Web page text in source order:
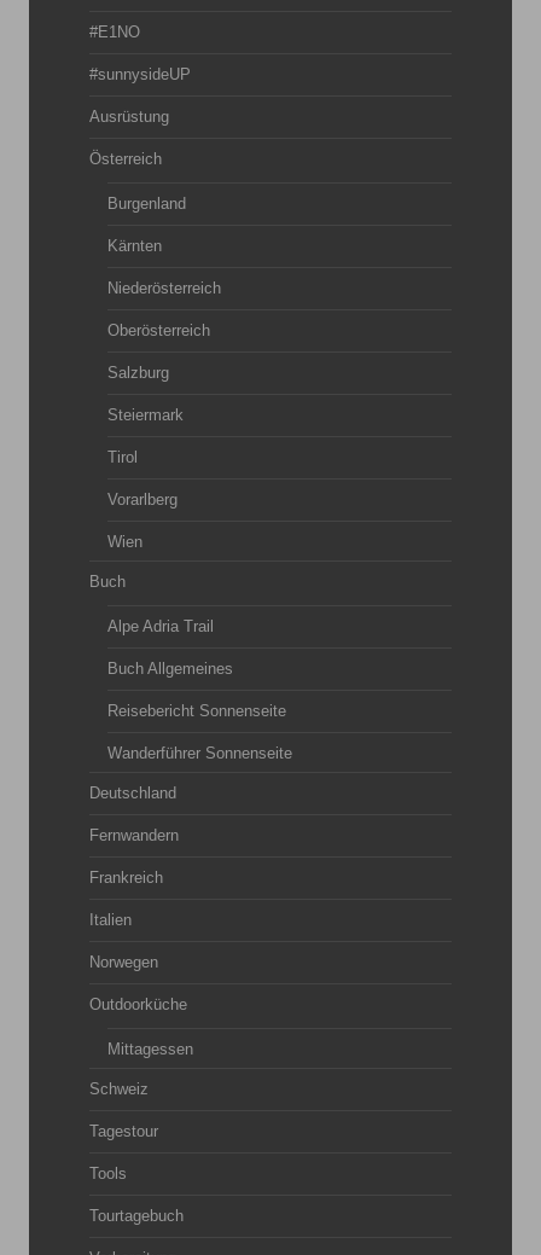
#E1NO
#sunnysideUP
Ausrüstung
Österreich
Burgenland
Kärnten
Niederösterreich
Oberösterreich
Salzburg
Steiermark
Tirol
Vorarlberg
Wien
Buch
Alpe Adria Trail
Buch Allgemeines
Reisebericht Sonnenseite
Wanderführer Sonnenseite
Deutschland
Fernwandern
Frankreich
Italien
Norwegen
Outdoorküche
Mittagessen
Schweiz
Tagestour
Tools
Tourtagebuch